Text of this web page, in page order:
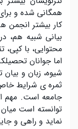
همگانی شده و برای
کار بیشتر انجمن
بیانی شبیه هم،
محتوایی، با کپی،
اما جوانان
شیوه، زبان و
ثمره ی شرایط
جامعه است. مهم
توانسته است
نماید و راهی و